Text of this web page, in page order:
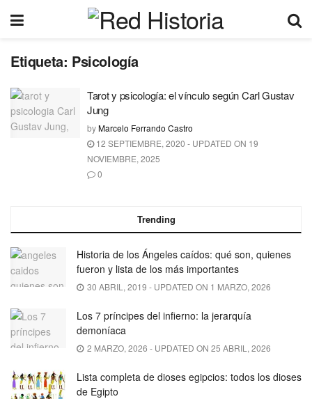
Etiqueta: Psicología
Tarot y psicología: el vínculo según Carl Gustav
Jung
byMarcelo Ferrando Castro
12 SEPTIEMBRE, 2020 - UPDATED ON 19
NOVIEMBRE, 2025
0
Trending
Historia de los Ángeles caídos: qué son, quienes
fueron y lista de los más importantes
30 ABRIL, 2019 - UPDATED ON 1 MARZO, 2026
Los 7 príncipes del infierno: la jerarquía
demoníaca
2 MARZO, 2026 - UPDATED ON 25 ABRIL, 2026
Lista completa de dioses egipcios: todos los dioses
de Egipto